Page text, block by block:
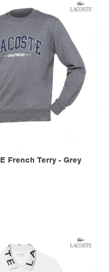
French Terry - Grey